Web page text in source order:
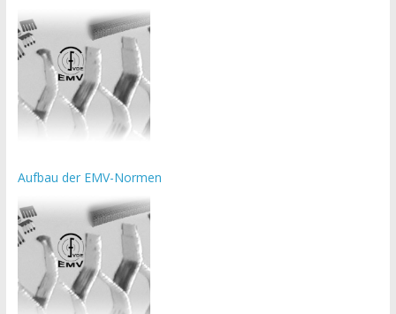
Aufbau der EMV-Normen